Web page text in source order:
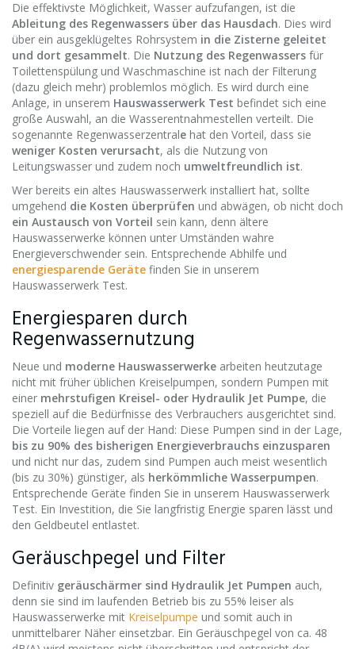
Die effektivste Möglichkeit, Wasser aufzufangen, ist die
Ableitung des Regenwassers über das Hausdach. Dies wird
über ein ausgeklügeltes Rohrsystem in die Zisterne geleitet
und dort gesammelt. Die Nutzung des Regenwassers für
Toilettenspülung und Waschmaschine ist nach der Filterung
(dazu gleich mehr) problemlos möglich. Es wird durch eine
Anlage, in unserem Hauswasserwerk Test befindet sich eine
große Auswahl, an die Wasserentnahmestellen verteilt. Die
sogenannte Regenwasserzentrale hat den Vorteil, dass sie
weniger Kosten verursacht, als die Nutzung von
Leitungswasser und zudem noch umweltfreundlich ist.
Wer bereits ein altes Hauswasserwerk installiert hat, sollte
umgehend die Kosten überprüfen und abwägen, ob nicht doch
ein Austausch von Vorteil sein kann, denn ältere
Hauswasserwerke können unter Umständen wahre
Energieverschwender sein. Entsprechende Abhilfe und
energiesparende Geräte finden Sie in unserem
Hauswasserwerk Test.
Energiesparen durch
Regenwassernutzung
Neue und moderne Hauswasserwerke arbeiten heutzutage
nicht mit früher üblichen Kreiselpumpen, sondern Pumpen mit
einer mehrstufigen Kreisel- oder Hydraulik Jet Pumpe, die
speziell auf die Bedürfnisse des Verbrauchers ausgerichtet sind.
Die Vorteile liegen auf der Hand: Diese Pumpen sind in der Lage,
bis zu 90% des bisherigen Energieverbrauchs einzusparen
und nicht nur das, zudem sind Pumpen auch meist wesentlich
(bis zu 30%) günstiger, als herkömmliche Wasserpumpen.
Entsprechende Geräte finden Sie in unserem Hauswasserwerk
Test. Ein Investition, die Sie langfristig Energie sparen lässt und
den Geldbeutel entlastet.
Geräuschpegel und Filter
Definitiv geräuschärmer sind Hydraulik Jet Pumpen auch,
denn sie sind im laufenden Betrieb bis zu 55% leiser als
Hauswasserwerke mit Kreiselpumpe und somit auch in
unmittelbarer Näher einsetzbar. Ein Geräuschpegel von ca. 48